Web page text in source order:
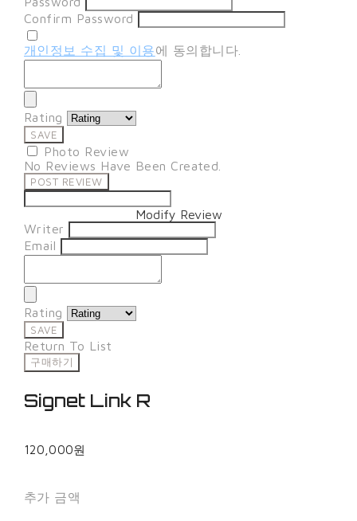
Confirm Password
개인정보 수집 및 이용에 동의합니다.
Rating
SAVE
Photo Review
No Reviews Have Been Created.
POST REVIEW
Modify Review
Writer
Email
Rating
SAVE
Return To List
구매하기
Signet Link R
120,000원
추가 금액